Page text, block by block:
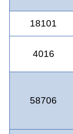
18101
4016
58706